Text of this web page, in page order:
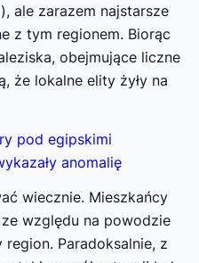
ale zarazem najstarsze
z tym regionem. Biorąc
obejmujące liczne
że lokalne elity żyły na
pod egipskimi
anomalię
wiecznie. Mieszkańcy
względu na powodzie
region. Paradoksalnie, z